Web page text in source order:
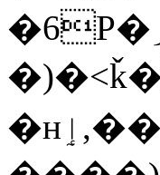
�6P�؃W3Wۻ8�b���O?
�нٳ,��w�q�ʉ]Ы��q�����ժ��pE:L!Ke��Abk�d���ҧ�z�[��i��m�Fhx��8@Z�+�Qu��B���!